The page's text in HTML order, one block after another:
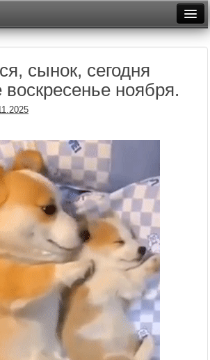
Неделя
Месяц
Архив
Фототоп
Видеотоп
сынок, сегодня
воскресенье ноября.